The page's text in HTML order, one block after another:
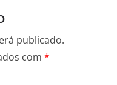
publicado.
com *